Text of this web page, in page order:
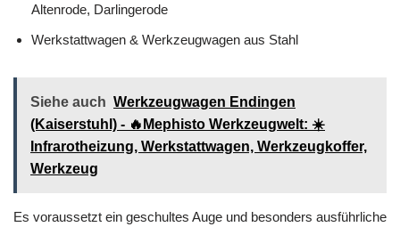
Altenrode, Darlingerode
Werkstattwagen & Werkzeugwagen aus Stahl
Siehe auch Werkzeugwagen Endingen
(Kaiserstuhl) - 🔥Mephisto Werkzeugwelt: ☀️
Infrarotheizung, Werkstattwagen, Werkzeugkoffer,
Werkzeug
Es voraussetzt ein geschultes Auge und besonders ausführliche